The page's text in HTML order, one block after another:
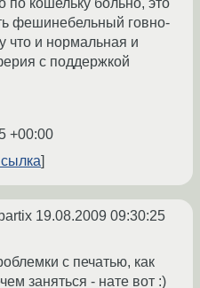
по кошельку больно, это
фешинебельный говно-
что и нормальная и
с поддержкой
+00:00
19.08.2009 09:30:25
с печатью, как
заняться - нате вот :)